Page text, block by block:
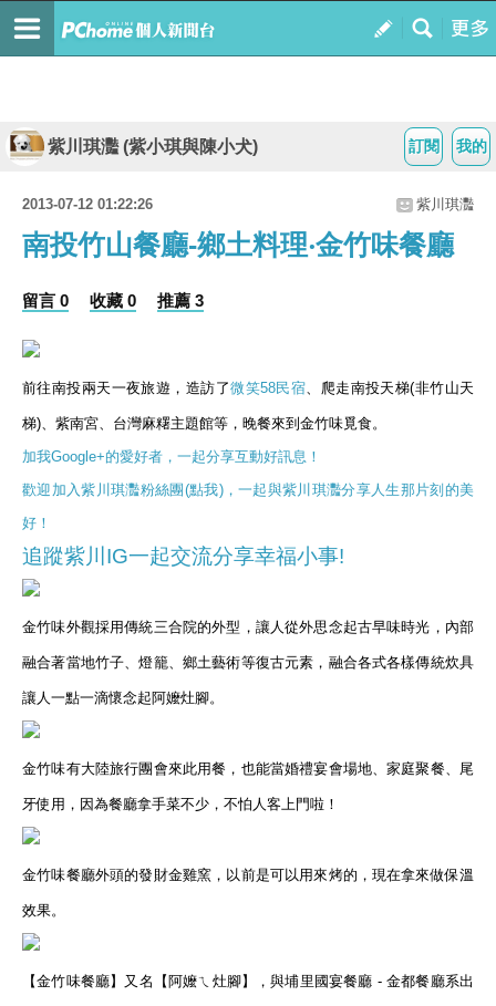
我的
訂閱
紫川琪灩 (紫小琪與陳小犬)
2013-07-12 01:22:26 紫川琪灩
南投竹山餐廳-鄉土料理‧金竹味餐廳
留言 0 收藏 0 推薦 3
前往南投兩天一夜旅遊，造訪了微笑58民宿、爬走南投天梯(非竹山天
梯)、紫南宮、台灣麻糬主題館等，晚餐來到金竹味覓食。
加我Google+的愛好者，一起分享互動好訊息！
歡迎加入紫川琪灩粉絲團(點我)，一起與紫川琪灩分享人生那片刻的美
好！
追蹤紫川IG一起交流分享幸福小事!
金竹味外觀採用傳統三合院的外型，讓人從外思念起古早味時光，內部
融合著當地竹子、燈籠、鄉土藝術等復古元素，融合各式各樣傳統炊具
讓人一點一滴懷念起阿嬤灶腳。
金竹味有大陸旅行團會來此用餐，也能當婚禮宴會場地、家庭聚餐、尾
牙使用，因為餐廳拿手菜不少，不怕人客上門啦！
金竹味餐廳外頭的發財金雞窯，以前是可以用來烤的，現在拿來做保溫
效果。
【金竹味餐廳】又名【阿嬤ㄟ灶腳】，與埔里國宴餐廳 - 金都餐廳系出